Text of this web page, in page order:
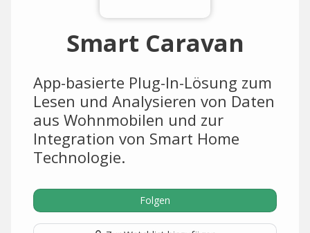
Smart Caravan
App-basierte Plug-In-Lösung zum
Lesen und Analysieren von Daten
aus Wohnmobilen und zur
Integration von Smart Home
Technologie.
Folgen